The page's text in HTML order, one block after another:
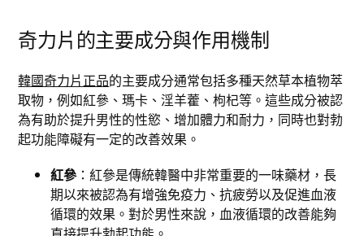
奇力片的主要成分與作用機制
韓國奇力片正品的主要成分通常包括多種天然草本植物萃
取物，例如紅參、瑪卡、淫羊藿、枸杞等。這些成分被認
為有助於提升男性的性慾、增加體力和耐力，同時也對勃
起功能障礙有一定的改善效果。
紅參：紅參是傳統韓醫中非常重要的一味藥材，長
期以來被認為有增強免疫力、抗疲勞以及促進血液
循環的效果。對於男性來說，血液循環的改善能夠